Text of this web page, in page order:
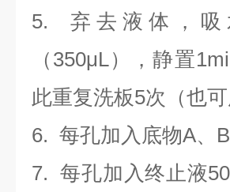
5. 弃去液体，吸
（350μL）
，静置
此重复洗板5次（也
6. 每孔加入底物A、
7. 每孔加入终止液